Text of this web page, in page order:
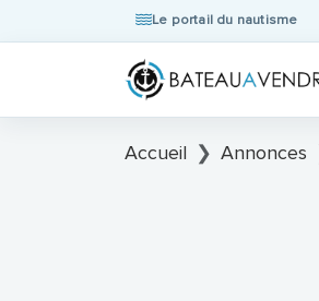
Le portail du nautisme
Accueil Annonces